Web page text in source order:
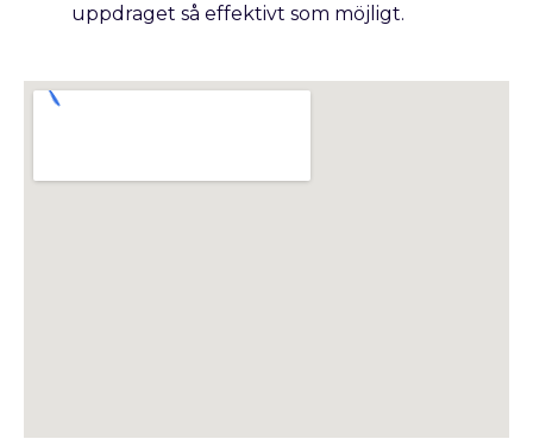
uppdraget så effektivt som möjligt.